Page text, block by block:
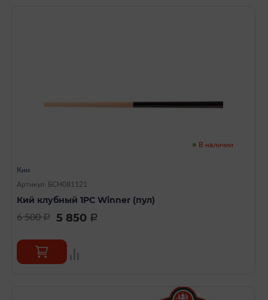
В наличии
Кии
Артикул: БСН081121
Кий клубный 1PC Winner (пул)
6 500a 5 850 a